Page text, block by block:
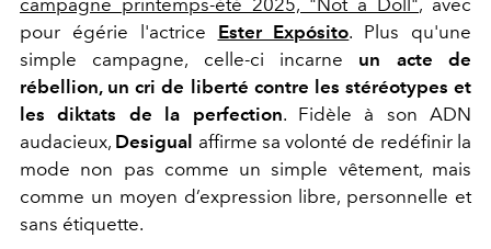
pour égérie l'actrice Ester Expósito. Plus qu'une
simple campagne, celle-ci incarne un acte de
rébellion, un cri de liberté contre les stéréotypes et
les diktats de la perfection. Fidèle à son ADN
audacieux, Desigual affirme sa volonté de redéfinir la
mode non pas comme un simple vêtement, mais
comme un moyen d’expression libre, personnelle et
sans étiquette.